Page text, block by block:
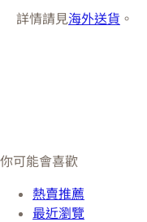
詳情請見海外送貨 。
你可能會喜歡
熱賣推薦
最近瀏覽